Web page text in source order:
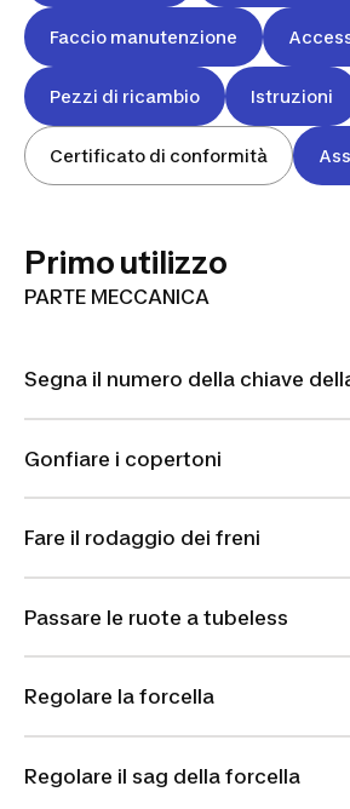
Faccio manutenzione
Pezzi di ricambio Istruzioni
Certificato di conformità
Primo utilizzo
PARTE MECCANICA
Segna il numero della chiave
Gonfiare i copertoni
Fare il rodaggio dei freni
Passare le ruote a tubeless
Regolare la forcella
Regolare il sag della forcella